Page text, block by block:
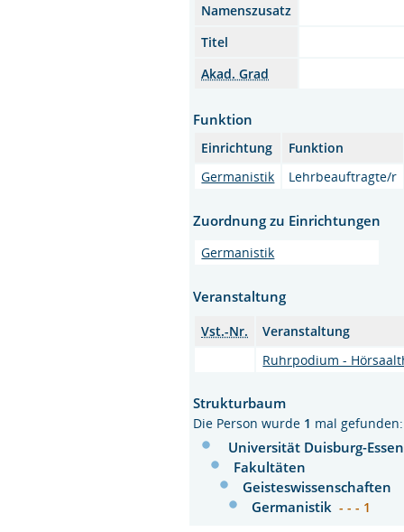
Namenszusatz
Titel
Akad. Grad
Funktion
Einrichtung
Funktion
Germanistik
Lehrbeauftragte/r
Zuordnung zu Einrichtungen
Germanistik
Veranstaltung
Vst.-Nr.
Veranstaltung
Ruhrpodium -
Strukturbaum
Die Person wurde 1 mal gefunden:
Universität Duisburg-Essen
Fakultäten
Geisteswissenschaften
Germanistik - - - 1